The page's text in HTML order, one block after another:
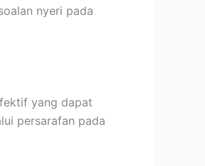
nyeri pada
yang dapat
persarafan pada